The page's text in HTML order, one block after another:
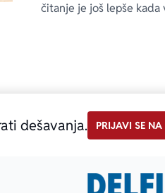
čitanje je još lepše kada
dešavanja. PRIJAVI SE NA